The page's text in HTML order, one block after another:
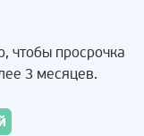
чтобы просрочка
3 месяцев.